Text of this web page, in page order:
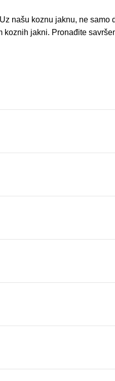
našu koznu jaknu, ne
jakni. Pronađite